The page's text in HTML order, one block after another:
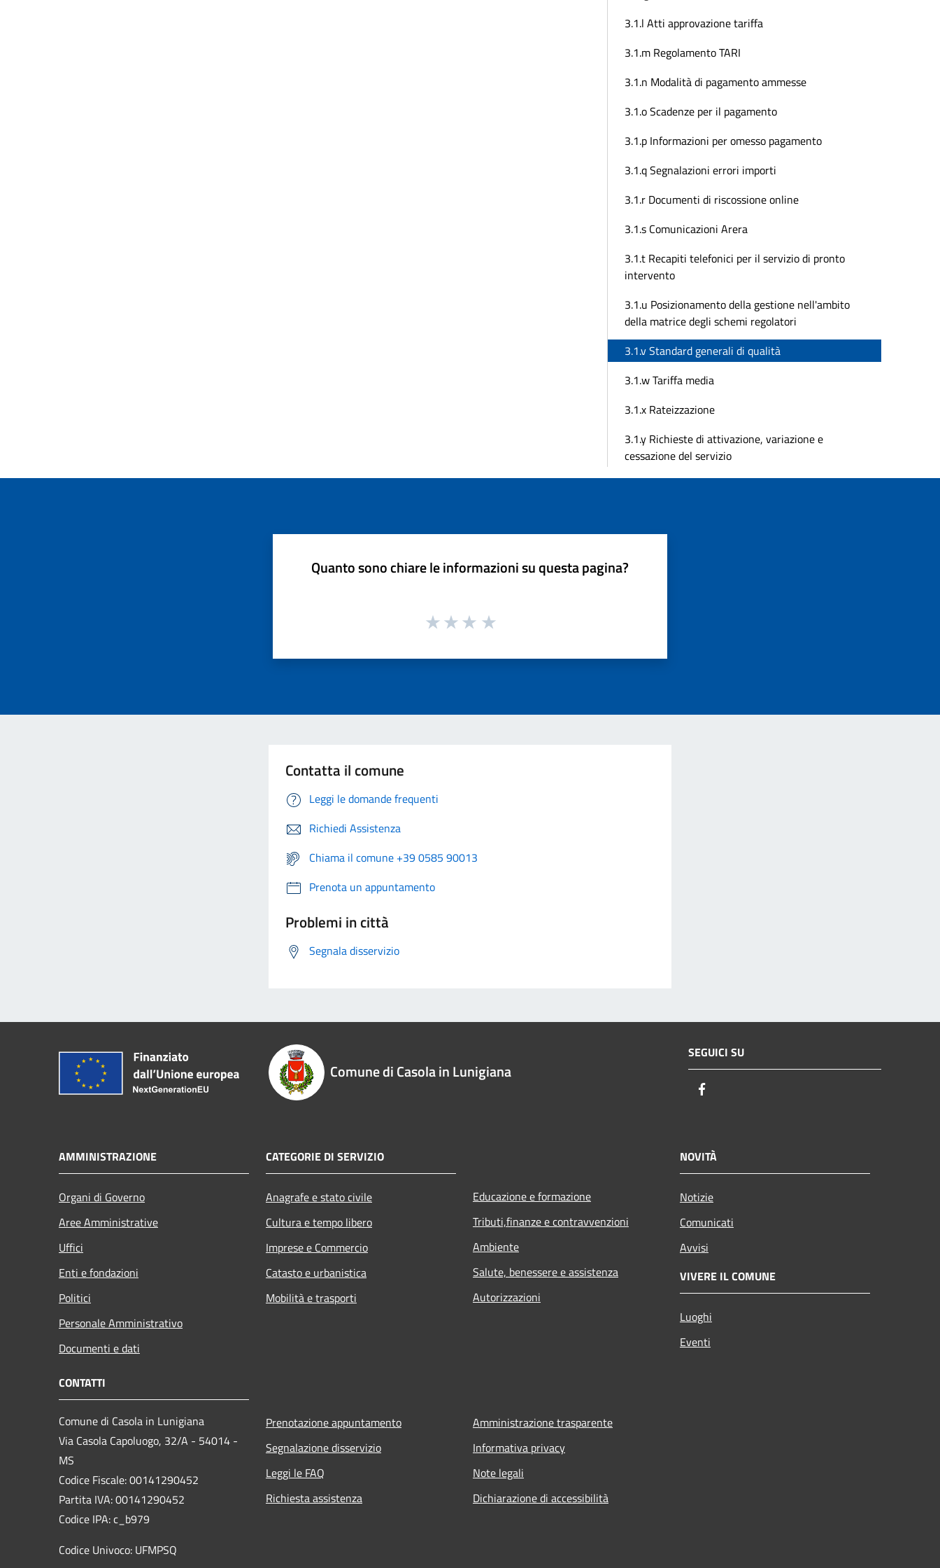
3.1.l Atti approvazione tariffa
3.1.m Regolamento TARI
3.1.n Modalità di pagamento ammesse
3.1.o Scadenze per il pagamento
3.1.p Informazioni per omesso pagamento
3.1.q Segnalazioni errori importi
3.1.r Documenti di riscossione online
3.1.s Comunicazioni Arera
3.1.t Recapiti telefonici per il servizio di pronto
intervento
3.1.u Posizionamento della gestione nell'ambito
della matrice degli schemi regolatori
3.1.v Standard generali di qualità
3.1.w Tariffa media
3.1.x Rateizzazione
3.1.y Richieste di attivazione, variazione e
cessazione del servizio
Quanto sono chiare le informazioni su questa pagina?
Contatta il comune
Leggi le domande frequenti
Richiedi Assistenza
Chiama il comune +39 0585 90013
Prenota un appuntamento
Problemi in città
Segnala disservizio
Comune di Casola in Lunigiana
SEGUICI SU
AMMINISTRAZIONE
Organi di Governo
Aree Amministrative
Uffici
Enti e fondazioni
Politici
Personale Amministrativo
Documenti e dati
CATEGORIE DI SERVIZIO
Anagrafe e stato civile
Cultura e tempo libero
Imprese e Commercio
Catasto e urbanistica
Mobilità e trasporti
Educazione e formazione
Tributi,finanze e contravvenzioni
Ambiente
Salute, benessere e assistenza
Autorizzazioni
NOVITÀ
Notizie
Comunicati
Avvisi
VIVERE IL COMUNE
Luoghi
Eventi
CONTATTI
Comune di Casola in Lunigiana
Via Casola Capoluogo, 32/A - 54014 -
MS
Codice Fiscale: 00141290452
Partita IVA: 00141290452
Codice IPA: c_b979
Codice Univoco: UFMPSQ
Prenotazione appuntamento
Segnalazione disservizio
Leggi le FAQ
Richiesta assistenza
Amministrazione trasparente
Informativa privacy
Note legali
Dichiarazione di accessibilità